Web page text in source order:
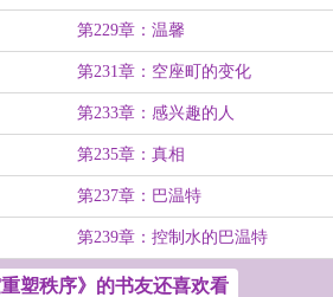
第229章：温馨
第231章：空座町的变化
第233章：感兴趣的人
第235章：真相
第237章：巴温特
第239章：控制水的巴温特
塑秩序》的书友还喜欢看